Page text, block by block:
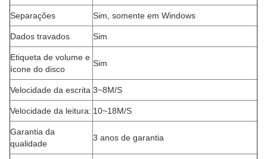
Separações Sim, somente em Windows
Dados travados Sim
Etiqueta de volume e
ícone do disco
Sim
Velocidade da escrita 3~8M/S
Velocidade da leitura: 10~18M/S
Garantia da
qualidade
3 anos de garantia